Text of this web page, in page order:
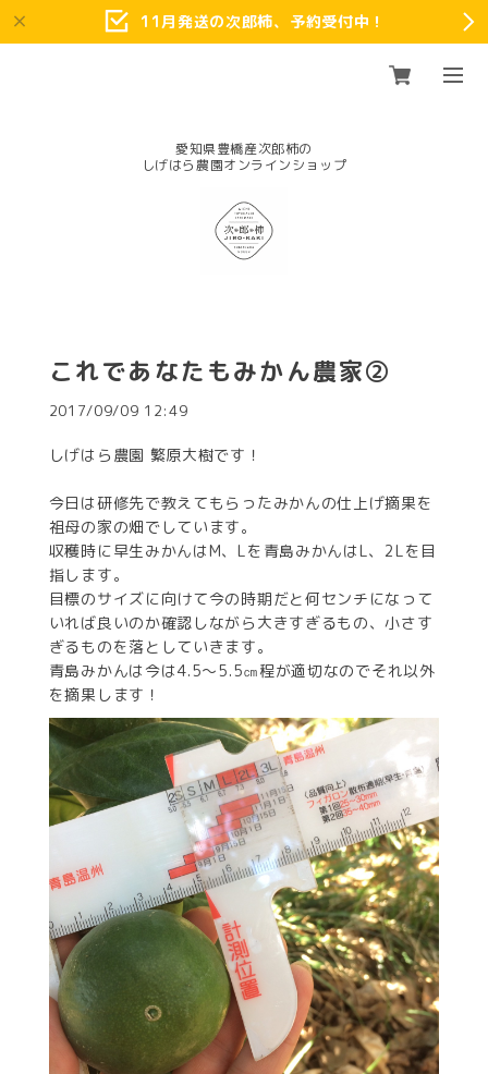
11月発送の次郎柿、予約受付中！
愛知県豊橋産次郎柿の
これであなたもみかん農家②
2017/09/09 12:49
しげはら農園 繁原大樹です！
今日は研修先で教えてもらったみかんの仕上げ摘果を
祖母の家の畑でしています。
収穫時に早生みかんはM、Lを青島みかんはL、2Lを目
指します。
目標のサイズに向けて今の時期だと何センチになって
いれば良いのか確認しながら大きすぎるもの、小さす
ぎるものを落としていきます。
青島みかんは今は4.5〜5.5㎝程が適切なのでそれ以外
を摘果します！